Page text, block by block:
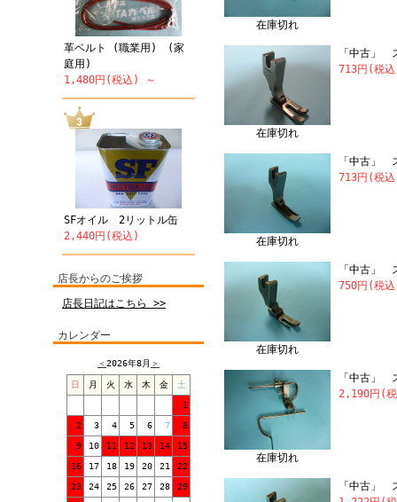
革ベルト (職業用) (家
庭用)
1,480円(税込) ～
SFオイル 2リットル缶
2,440円(税込)
店長からのご挨拶
店長日記はこちら >>
カレンダー
＜2026年8月 ＞
日 月 火 水 木 金 土
1
2 3 4 5 6 7 8
9 10 11 12 13 14 15
16 17 18 19 20 21 22
23 24 25 26 27 28 29
在庫切れ
在庫切れ
「中古」
713円(税
在庫切れ
「中古」
713円(税
在庫切れ
「中古」
750円(税
在庫切れ
「中古」
2,190円(
「中古」